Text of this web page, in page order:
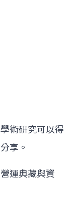
術研究可以得
享。
運典藏與資